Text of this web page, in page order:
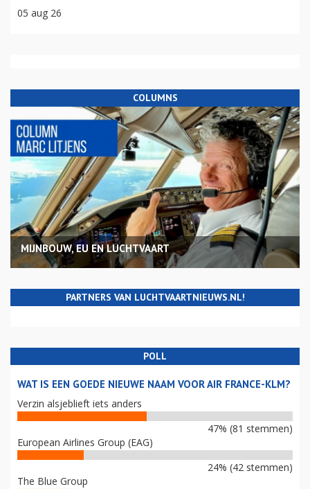
05 aug 26
COLUMNS
MIJNBOUW, EU EN LUCHTVAART
PARTNERS VAN LUCHTVAARTNIEUWS.NL!
POLL
WAT IS EEN GOEDE NIEUWE NAAM VOOR AIR FRANCE-KLM?
Verzin alsjeblieft iets anders
47% (81 stemmen)
European Airlines Group (EAG)
24% (42 stemmen)
The Blue Group